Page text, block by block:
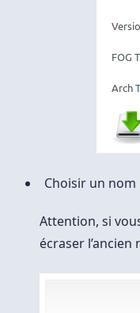
Choisir un
Attention, si
écraser